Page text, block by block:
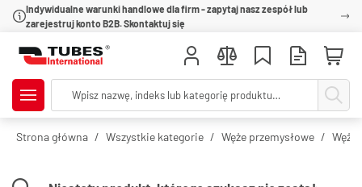
Indywidualne warunki handlowe dla firm - zapytaj nasz zespół lub
zarejestruj konto B2B. Skontaktuj się
Strona główna Wszystkie kategorie Węże przemysłowe